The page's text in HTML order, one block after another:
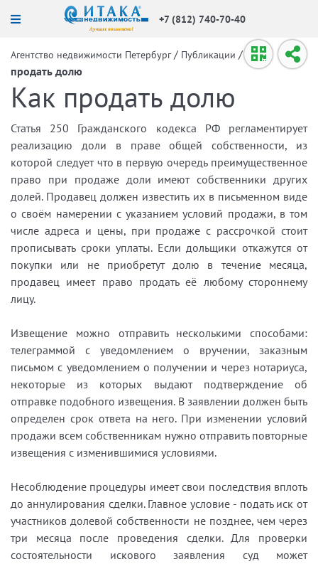
+7 (812) 740-70-40
Агентство недвижимости Петербург / Публикации / Как
продать долю
Как продать долю
Статья 250 Гражданского кодекса РФ регламентирует
реализацию доли в праве общей собственности, из
которой следует что в первую очередь преимущественное
право при продаже доли имеют собственники других
долей. Продавец должен известить их в письменном виде
о своём намерении с указанием условий продажи, в том
числе адреса и цены, при продаже с рассрочкой стоит
прописывать сроки уплаты. Если дольщики откажутся от
покупки или не приобретут долю в течение месяца,
продавец имеет право продать её любому стороннему
лицу.
Извещение можно отправить несколькими способами:
телеграммой с уведомлением о вручении, заказным
письмом с уведомлением о получении и через нотариуса,
некоторые из которых выдают подтверждение об
отправке подобного извещения. В заявлении должен быть
определен срок ответа на него. При изменении условий
продажи всем собственникам нужно отправить повторные
извещения с изменившимися условиями.
Несоблюдение процедуры имеет свои последствия вплоть
до аннулирования сделки. Главное условие - подать иск от
участников долевой собственности не позднее, чем через
три месяца после проведения сделки. Для проверки
состоятельности искового заявления суд может